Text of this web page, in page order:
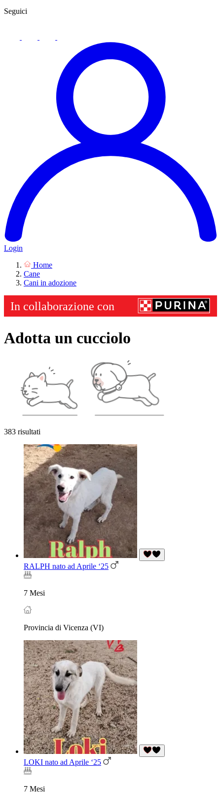
Seguici
Login
Home
Cane
Cani in adozione
Adotta un cucciolo
383 risultati
RALPH nato ad Aprile ‘25
7 Mesi
Provincia di Vicenza (VI)
LOKI nato ad Aprile ‘25
7 Mesi